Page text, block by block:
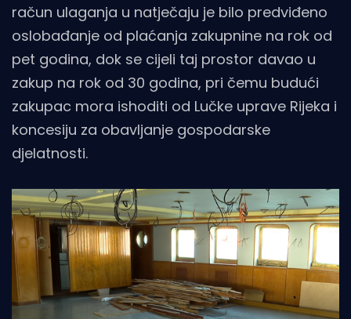
račun ulaganja u natječaju je bilo predviđeno
oslobađanje od plaćanja zakupnine na rok od
pet godina, dok se cijeli taj prostor davao u
zakup na rok od 30 godina, pri čemu budući
zakupac mora ishoditi od Lučke uprave Rijeka i
koncesiju za obavljanje gospodarske
djelatnosti.